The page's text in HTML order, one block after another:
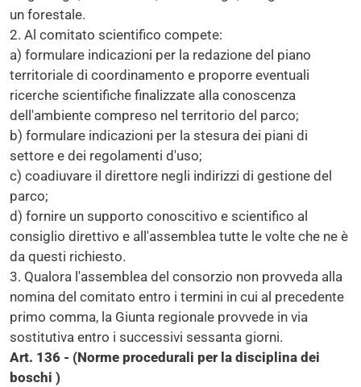
un forestale.
2. Al comitato scientifico compete:
a) formulare indicazioni per la redazione del piano
territoriale di coordinamento e proporre eventuali
ricerche scientifiche finalizzate alla conoscenza
dell'ambiente compreso nel territorio del parco;
b) formulare indicazioni per la stesura dei piani di
settore e dei regolamenti d'uso;
c) coadiuvare il direttore negli indirizzi di gestione del
parco;
d) fornire un supporto conoscitivo e scientifico al
consiglio direttivo e all'assemblea tutte le volte che ne è
da questi richiesto.
3. Qualora l'assemblea del consorzio non provveda alla
nomina del comitato entro i termini in cui al precedente
primo comma, la Giunta regionale provvede in via
sostitutiva entro i successivi sessanta giorni.
Art. 136 - (Norme procedurali per la disciplina dei
boschi )